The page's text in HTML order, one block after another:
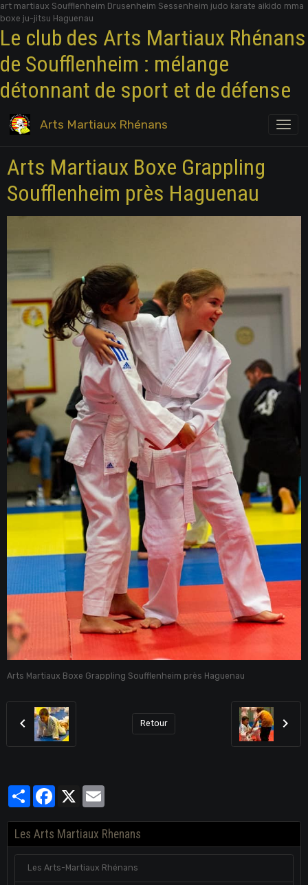
art martiaux Soufflenheim Drusenheim Sessenheim judo karate aikido mma
boxe ju-jitsu Haguenau
Le club des Arts Martiaux Rhénans
de Soufflenheim : mélange
détonnant de sport et de défense
Arts Martiaux Rhénans
Arts Martiaux Boxe Grappling
Soufflenheim près Haguenau
Arts Martiaux Boxe Grappling Soufflenheim près Haguenau
Retour
PartagerFacebook
X
Les Arts Martiaux Rhenans
Les Arts-Martiaux Rhénans